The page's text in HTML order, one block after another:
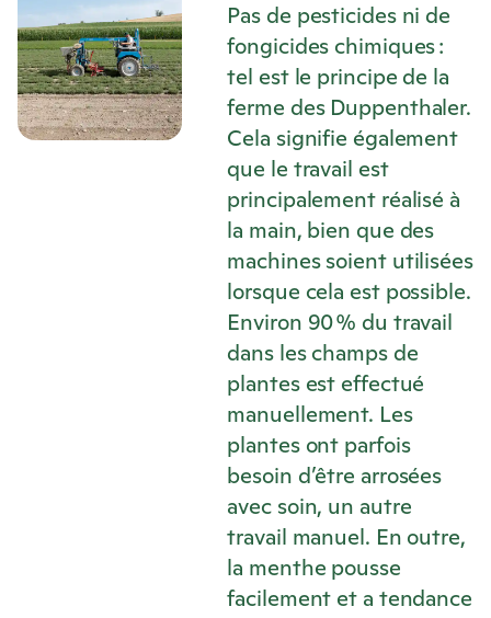
Pas de pesticides ni de
fongicides chimiques :
tel est le principe de la
ferme des Duppenthaler.
Cela signifie également
que le travail est
principalement réalisé à
la main, bien que des
machines soient utilisées
lorsque cela est possible.
Environ 90 % du travail
dans les champs de
plantes est effectué
manuellement. Les
plantes ont parfois
besoin d’être arrosées
avec soin, un autre
travail manuel. En outre,
la menthe pousse
facilement et a tendance